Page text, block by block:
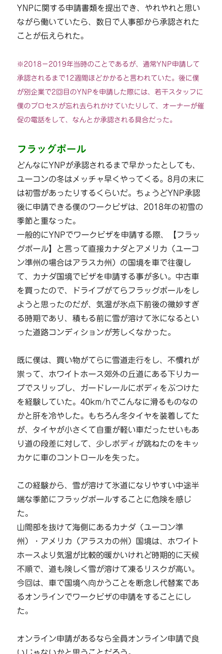
YNPに関する申請書類を提出でき、やれやれと思い
ながら働いていたら、数日で人事部から承認された
ことが伝えられた。
※2018−2019年当時のことであるが、通常YNP申請して
承認されるまで12週間ほどかかると言われていた。後に僕
が別企業で2回目のYNPを申請した際には、若干スタッフに
僕のプロセスが忘れ去られかけていたりして、オーナーが催
促の電話をして、なんとか承認される具合だった。
フラッグポール
どんなにYNPが承認されるまで早かったとしても、
ユーコンの冬はメッチャ早くやってくる。8月の末に
は初雪があったりするくらいだ。ちょうどYNP承認
後に申請できる僕のワークビザは、2018年の初雪の
季節と重なった。
一般的にYNPでワークビザを申請する際、【フラッ
グポール】と言って直接カナダとアメリカ（ユーコ
ン準州の場合はアラスカ州）の国境を車で往復し
て、カナダ国境でビザを申請する事が多い。中古車
を買ったので、ドライブがてらフラッグポールをし
ようと思ったのだが、気温が氷点下前後の微妙すぎ
る時期であり、積もる前に雪が溶けて氷になるとい
った道路コンディションが芳しくなかった。
既に僕は、買い物がてらに雪道走行をし、不慣れが
祟って、ホワイトホース郊外の丘道にある下りカー
ブでスリップし、ガードレールにボディをぶつけた
を経験していた。40km/hでこんなに滑るものなの
かと肝を冷やした。もちろん冬タイヤを装着してた
が、タイヤが小さくて自重が軽い車だったせいもあ
り道の段差に対して、少しボディが跳ねたのをキッ
カケに車のコントロールを失った。
この経験から、雪が溶けて氷道になりやすい中途半
端な季節にフラッグポールすることに危険を感じ
た。
山間部を抜けて海側にあるカナダ（ユーコン準
州）・アメリカ（アラスカの州）国境は、ホワイト
ホースより気温が比較的暖かいけれど時期的に天候
不順で、道も険しく雪が溶けて凍るリスクが高い。
今回は、車で国境へ向かうことを断念し代替案であ
るオンラインでワークビザの申請をすることにし
た。
オンライン申請があるなら全員オンライン申請で良